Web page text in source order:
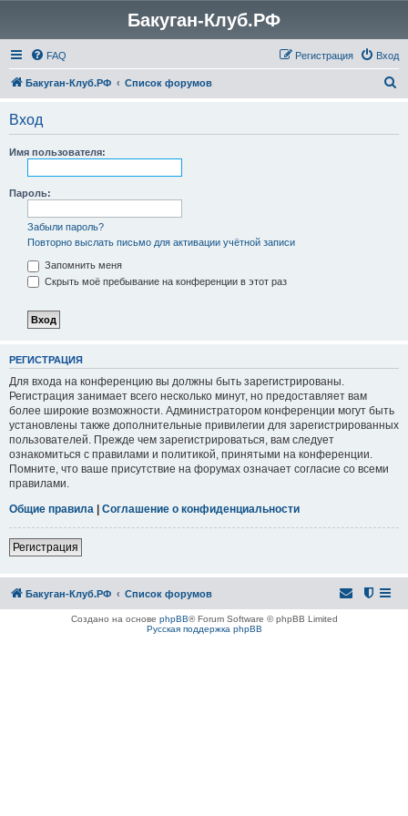
Бакуган-Клуб.РФ
FAQ Вход
Регистрация
Бакуган-Клуб.РФ Список форумов
Вход
Имя пользователя:
Пароль:
Забыли пароль?
Повторно выслать письмо для активации учётной записи
Запомнить меня
Скрыть моё пребывание на конференции в этот раз
РЕГИСТРАЦИЯ
Для входа на конференцию вы должны быть зарегистрированы.
Регистрация занимает всего несколько минут, но предоставляет вам
более широкие возможности. Администратором конференции могут быть
установлены также дополнительные привилегии для зарегистрированных
пользователей. Прежде чем зарегистрироваться, вам следует
ознакомиться с правилами и политикой, принятыми на конференции.
Помните, что ваше присутствие на форумах означает согласие со всеми
правилами.
Общие правила | Соглашение о конфиденциальности
Регистрация
Бакуган-Клуб.РФ Список форумов
Создано на основе phpBB® Forum Software © phpBB Limited
Русская поддержка phpBB